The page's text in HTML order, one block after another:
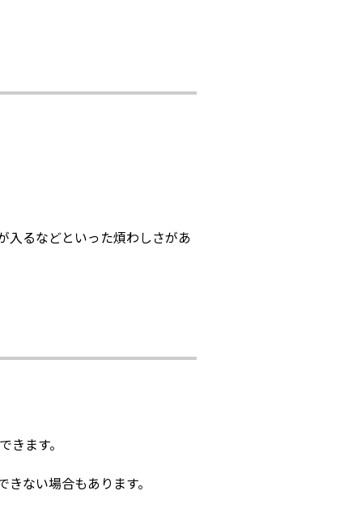
入るなどといった煩わしさがあ
ます。
ない場合もあります。